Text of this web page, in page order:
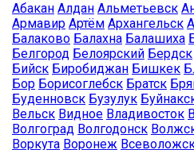
Абакан Алдан Альметьевск
Армавир Артём Архангельск
Балаково Балахна Балашиха
Белгород Белоярский Бердск
Бийск Биробиджан Бишкек
Бор Борисоглебск Братск
Буденновск Бузулук
Вельск Видное Владивосток
Волгоград Волгодонск
Воркута Воронеж